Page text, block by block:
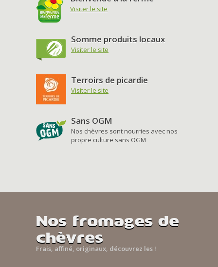
Visiter le site
Somme produits locaux
Visiter le site
Terroirs de picardie
Visiter le site
Sans OGM
Nos chèvres sont nourries avec nos
propre culture sans OGM
Nos fromages de
chèvres
Frais, affiné, originaux, découvrez les !